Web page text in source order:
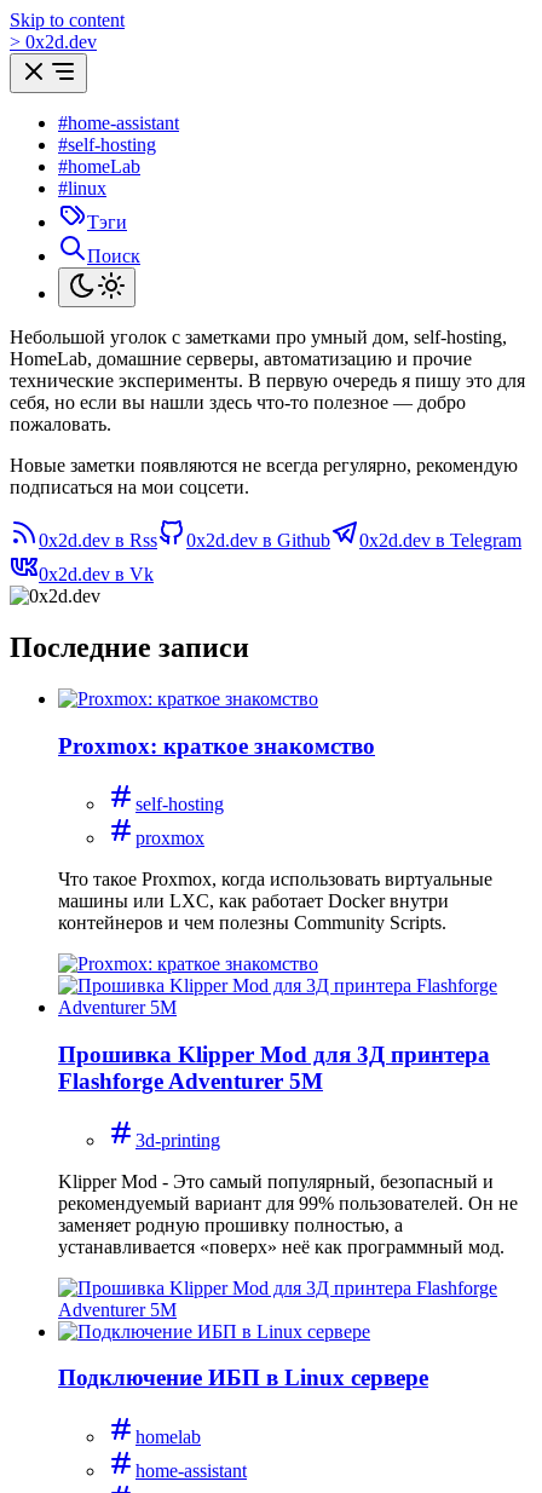
Skip to content
> 0x2d.dev
#home-assistant
#self-hosting
#homeLab
#linux
Тэги
Поиск
Небольшой уголок с заметками про умный дом, self-hosting,
HomeLab, домашние серверы, автоматизацию и прочие
технические эксперименты. В первую очередь я пишу это для
себя, но если вы нашли здесь что-то полезное — добро
пожаловать.
Новые заметки появляются не всегда регулярно, рекомендую
подписаться на мои соцсети.
0x2d.dev в Rss 0x2d.dev в Github
0x2d.dev в Telegram
0x2d.dev в Vk
Последние записи
Proxmox: краткое знакомство
self-hosting
proxmox
Что такое Proxmox, когда использовать виртуальные
машины или LXC, как работает Docker внутри
контейнеров и чем полезны Community Scripts.
Прошивка Klipper Mod для 3Д принтера
Flashforge Adventurer 5M
3d-printing
Klipper Mod - Это самый популярный, безопасный и
рекомендуемый вариант для 99% пользователей. Он не
заменяет родную прошивку полностью, а
устанавливается «поверх» неё как программный мод.
Подключение ИБП в Linux сервере
homelab
home-assistant